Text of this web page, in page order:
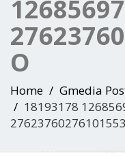
O
Home
Gmedia
18193178